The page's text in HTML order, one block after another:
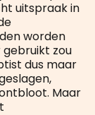
uitspraak in
worden
gebruikt zou
dus maar
Maar